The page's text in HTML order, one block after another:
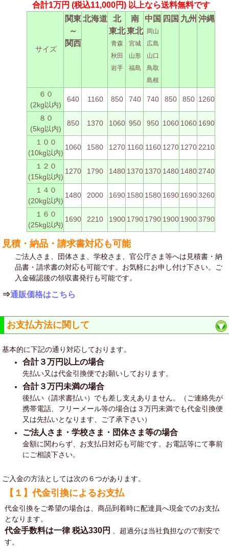
合計1万円 (税込11,000円)以上なら送料無料です
サイズ
関東
～
関西
北海道
北
東北
青森
秋田
岩手
南
東北
宮城
山形
福島
中国
岡山
広島
山口
鳥取
島根
四国 九州 沖縄
６０
(2kg以内)
640 1160 850 740 740 850 850 1260
８０
(5kg以内)
850 1370 1060 950 950 1060 1060 1690
１００
(10kg以内)
1060 1580 1270 1160 1160 1270 1270 2210
１２０
(15kg以内)
1270 1790 1480 1370 1370 1480 1480 2740
１４０
(20kg以内)
1480 2000 1690 1580 1580 1690 16903260
１６０
(25kg以内)
1690 2210 1900 1790 1790 1900 19003790
見積・納品・請求書対応も可能
ご法人さま、団体さま、学校さま、官公庁さま等へは見積書・納
品書・請求書の対応も可能です。お気軽にお申し付け下さい。ご
入金確認後の領収書発行も可能です。
⇒通販価格はこちら
お支払方法に関して
基本的に下記の通り対応しております。
合計３万円以上の場合
先払い又は代金引換便でお願いしております。
合計３万円未満の場合
後払い（請求書払い）でも差し支えありません。（ご連絡先が
携帯電話、フリーメール等の場合は３万円未満でも代金引換便
又は先払いとなります、ご了承下さい）
ご法人さま・学校さま・団体さま等の場合
金額に関わらず、お支払日対応も可能です。お電話等にて事前
にご相談下さい。
ご入金の方法としては次の６つがあります。
【１】代金引換によるお支払
代金引換をご希望の場合は、商品到着時に配達員へ現金でのお支払
となります。
代金手数料は一律税込330円
、超過分は当社負担なので割安で
す。